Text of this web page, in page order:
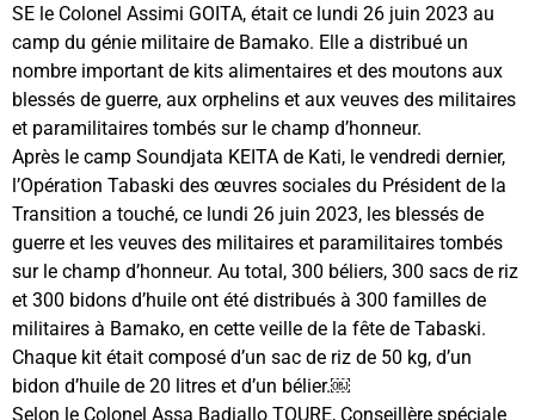
SE le Colonel Assimi GOITA, était ce lundi 26 juin 2023 au
camp du génie militaire de Bamako. Elle a distribué un
nombre important de kits alimentaires et des moutons aux
blessés de guerre, aux orphelins et aux veuves des militaires
et paramilitaires tombés sur le champ d’honneur.
Après le camp Soundjata KEITA de Kati, le vendredi dernier,
l’Opération Tabaski des œuvres sociales du Président de la
Transition a touché, ce lundi 26 juin 2023, les blessés de
guerre et les veuves des militaires et paramilitaires tombés
sur le champ d’honneur. Au total, 300 béliers, 300 sacs de riz
et 300 bidons d’huile ont été distribués à 300 familles de
militaires à Bamako, en cette veille de la fête de Tabaski.
Chaque kit était composé d’un sac de riz de 50 kg, d’un
bidon d’huile de 20 litres et d’un bélier.￼
Selon le Colonel Assa Badiallo TOURE, Conseillère spéciale